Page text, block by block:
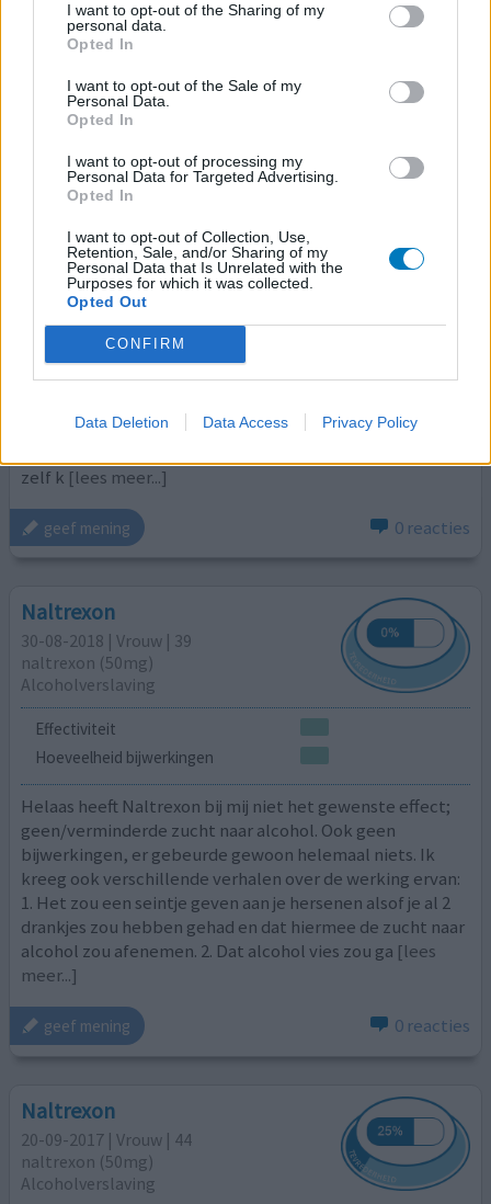
I want to opt-out of the Sharing of my
personal data.
Opted In
I want to opt-out of the Sale of my
Personal Data.
Opted In
I want to opt-out of processing my
Personal Data for Targeted Advertising.
Opted In
I want to opt-out of Collection, Use,
Retention, Sale, and/or Sharing of my
Personal Data that Is Unrelated with the
Purposes for which it was collected.
Opted Out
CONFIRM
Data Deletion Data Access Privacy Policy
geef mening 0 reacties
Naltrexon
naltrexon (50mg)
Alcoholverslaving
Effectiviteit
Hoeveelheid bijwerkingen
Ik gebruik dit middel nu langer dan 2 jaar, na afgekickt te
zijn van een ernstige alcohol verslaving. Onder
begeleiding van een verslavingsarts heb ik naltrexon
gekregen. Het effect was bijzonder effectief, ik ben tot
druppel gedronken, het is een fijne steun tegen
zelf k [lees meer...]
geef mening 0 reacties
Naltrexon
30-08-2018 | Vrouw | 39
naltrexon (50mg)
Alcoholverslaving
Effectiviteit
Hoeveelheid bijwerkingen
Helaas heeft Naltrexon bij mij niet het gewenste effect;
geen/verminderde zucht naar alcohol. Ook geen
bijwerkingen, er gebeurde gewoon helemaal niets. Ik
kreeg ook verschillende verhalen over de werking ervan:
1. Het zou een seintje geven aan je hersenen alsof je al 2
drankjes zou hebben gehad en dat hiermee de zucht naar
alcohol zou afenemen. 2. Dat alcohol vies zou ga [lees
meer...]
geef mening 0 reacties
Naltrexon
20-09-2017 | Vrouw | 44
naltrexon (50mg)
Alcoholverslaving